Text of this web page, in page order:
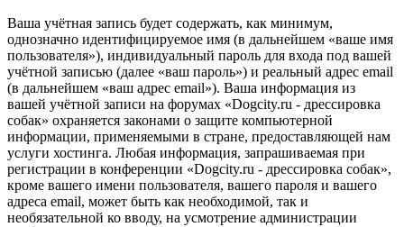
Ваша учётная запись будет содержать, как минимум,
однозначно идентифицируемое имя (в дальнейшем «ваше имя
пользователя»), индивидуальный пароль для входа под вашей
учётной записью (далее «ваш пароль») и реальный адрес email
(в дальнейшем «ваш адрес email»). Ваша информация из
вашей учётной записи на форумах «Dogcity.ru - дрессировка
собак» охраняется законами о защите компьютерной
информации, применяемыми в стране, предоставляющей нам
услуги хостинга. Любая информация, запрашиваемая при
регистрации в конференции «Dogcity.ru - дрессировка собак»,
кроме вашего имени пользователя, вашего пароля и вашего
адреса email, может быть как необходимой, так и
необязательной ко вводу, на усмотрение администрации